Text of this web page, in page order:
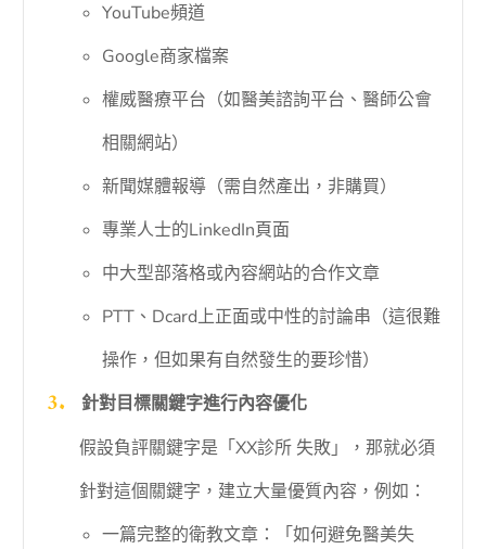
YouTube頻道
Google商家檔案
權威醫療平台（如醫美諮詢平台、醫師公會
相關網站）
新聞媒體報導（需自然產出，非購買）
專業人士的LinkedIn頁面
中大型部落格或內容網站的合作文章
PTT、Dcard上正面或中性的討論串（這很難
操作，但如果有自然發生的要珍惜）
針對目標關鍵字進行內容優化
假設負評關鍵字是「XX診所 失敗」，那就必須
針對這個關鍵字，建立大量優質內容，例如：
一篇完整的衛教文章：「如何避免醫美失